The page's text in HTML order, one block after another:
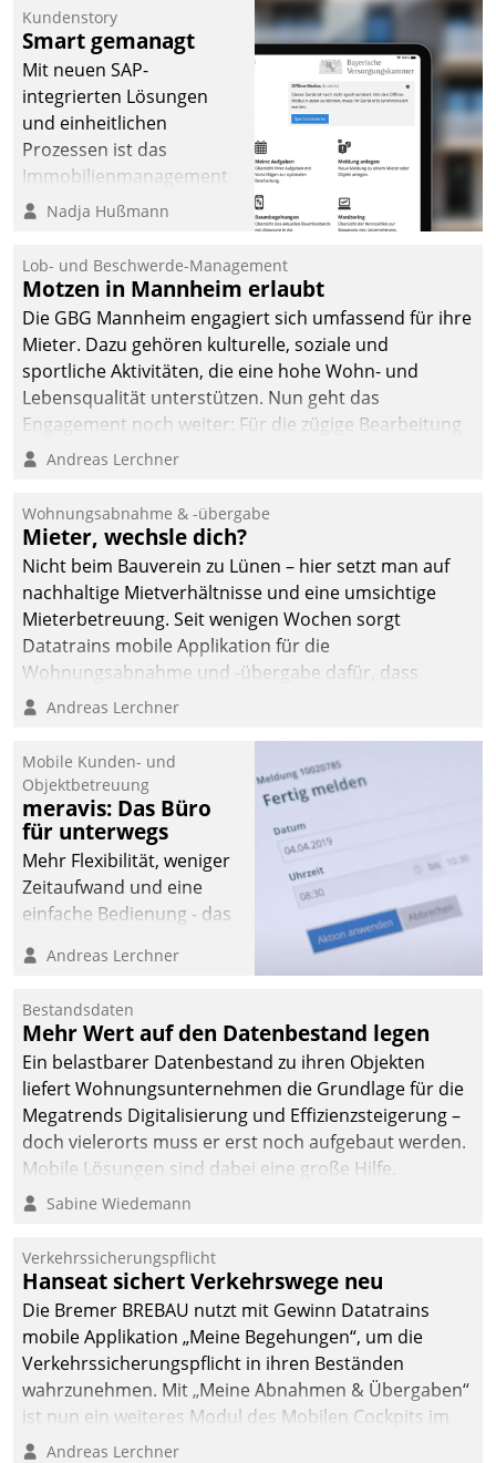
Kundenstory
Smart gemanagt
Mit neuen SAP-
integrierten Lösungen
und einheitlichen
Prozessen ist das
Immobilienmanagement
der Bayerischen
Ressort Kapitalanlage für
künftige Aufgaben und
Herausforderungen
gerüstet.
Nadja Hußmann
Lob- und Beschwerde-Management
Motzen in Mannheim erlaubt
Die GBG Mannheim engagiert sich umfassend für ihre
Mieter. Dazu gehören kulturelle, soziale und
sportliche Aktivitäten, die eine hohe Wohn- und
Lebensqualität unterstützen. Nun geht das
Engagement noch weiter: Für die zügige Bearbeitung
von Beschwerden – oder Lob – richtet das
und Beschwerde-Management einen eigenen Kanal
ein.
Andreas Lerchner
Wohnungsabnahme & -übergabe
Mieter, wechsle dich?
Nicht beim Bauverein zu Lünen – hier setzt man auf
nachhaltige Mietverhältnisse und eine umsichtige
Mieterbetreuung. Seit wenigen Wochen sorgt
Datatrains mobile Applikation für die
Wohnungsabnahme und -übergabe dafür, dass
Mieter wohlgeordnet kommen und, so es sein muss,
Andreas Lerchner
Mobile Kunden- und
Objektbetreuung
meravis: Das Büro
für unterwegs
Mehr Flexibilität, weniger
Zeitaufwand und eine
einfache Bedienung - das
Cockpit für mobile
Datatrain. Die meravis
Wohnungsbau- und
Immobilien GmbH hat
sich dabei für den Betrieb
der Lösung über die SAP
Cloud Platform
entschieden - als erstes
Unternehmen am
Andreas Lerchner
Bestandsdaten
Mehr Wert auf den Datenbestand legen
Ein belastbarer Datenbestand zu ihren Objekten
liefert Wohnungsunternehmen die Grundlage für die
Megatrends Digitalisierung und Effizienzsteigerung –
doch vielerorts muss er erst noch aufgebaut werden.
Mobile Lösungen sind dabei eine große Hilfe.
Sabine Wiedemann
Verkehrssicherungspflicht
Hanseat sichert Verkehrswege neu
Die Bremer BREBAU nutzt mit Gewinn Datatrains
mobile Applikation „Meine Begehungen“, um die
Verkehrssicherungspflicht in ihren Beständen
wahrzunehmen. Mit „Meine Abnahmen & Übergaben“
ist nun ein weiteres Modul des Mobilen Cockpits im
Einsatz.
Andreas Lerchner